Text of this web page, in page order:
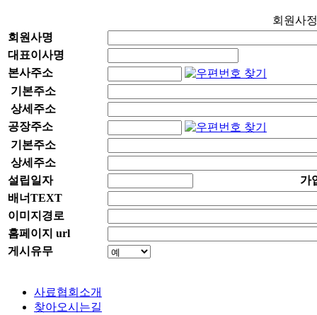
회원사
회원사명
대표이사명
본사주소
기본주소
상세주소
공장주소
기본주소
상세주소
설립일자
가
배너TEXT
이미지경로
홈페이지 url
게시유무
사료협회소개
찾아오시는길